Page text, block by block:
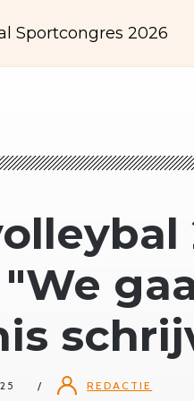
Sportcongres 2026
REDACTIE